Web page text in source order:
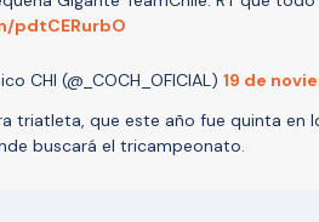
pdtCERurbO
CHI (@_COCH_OFICIAL) 19 de
triatleta, que este año fue quinta en
buscará el tricampeonato.